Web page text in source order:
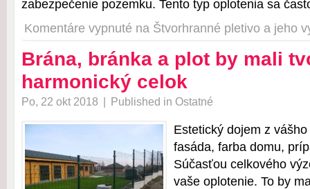
zabezpečenie pozemku. Tento typ oplotenia sa
Komentáre vypnuté na Štvorhranné pletivo a jeho
Brána, bránka a plot by mali
harmonický celok
Po, 22 okt 2018 | Published in Ostatné
Estetický dojem z
fasáda, farba domu,
Súčasťou celkového
vaše oplotenie. To by